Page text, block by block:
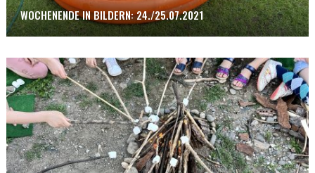
WOCHENENDE IN BILDERN: 24./25.07.2021